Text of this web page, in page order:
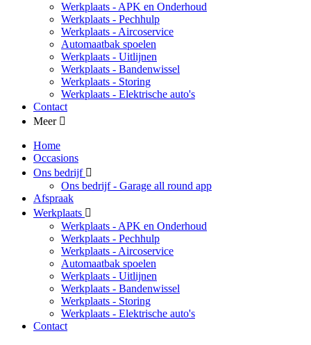
Werkplaats - APK en Onderhoud
Werkplaats - Pechhulp
Werkplaats - Aircoservice
Automaatbak spoelen
Werkplaats - Uitlijnen
Werkplaats - Bandenwissel
Werkplaats - Storing
Werkplaats - Elektrische auto's
Contact
Meer
Home
Occasions
Ons bedrijf
Ons bedrijf - Garage all round app
Afspraak
Werkplaats
Werkplaats - APK en Onderhoud
Werkplaats - Pechhulp
Werkplaats - Aircoservice
Automaatbak spoelen
Werkplaats - Uitlijnen
Werkplaats - Bandenwissel
Werkplaats - Storing
Werkplaats - Elektrische auto's
Contact